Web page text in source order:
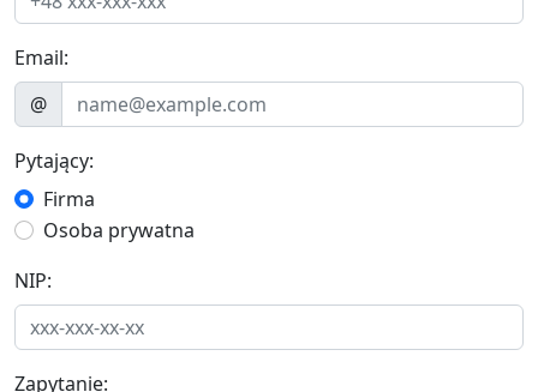
Email:
@
Pytający:
Firma
Osoba prywatna
NIP:
Zapytanie: